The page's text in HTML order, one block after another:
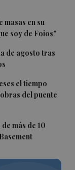
en su
soy de Foios"
de agosto tras
el tiempo
del puente
más de 10